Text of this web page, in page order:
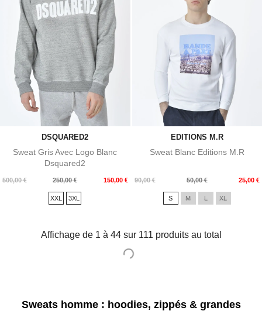
DSQUARED2
Sweat Gris Avec Logo Blanc
Dsquared2
500,00 €
Prix
250,00 € 150,00 €
Prix
XXL 3XL
EDITIONS M.R
Sweat Blanc Editions M.R
90,00 €
Prix
50,00 € 25,00 €
Prix
S M L XL
Affichage de 1 à 44 sur 111 produits au total
Sweats homme : hoodies, zippés & grandes